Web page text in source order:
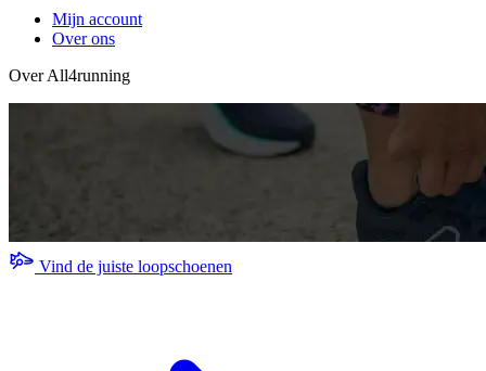
Mijn account
Over ons
Over All4running
Vind de juiste loopschoenen